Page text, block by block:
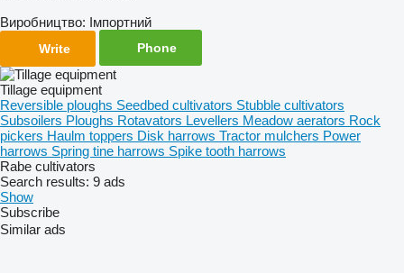
Виробництво: Імпортний
Write Phone
Tillage equipment
Reversible ploughs Seedbed cultivators Stubble cultivators
Subsoilers Ploughs Rotavators Levellers Meadow aerators Rock
pickers Haulm toppers Disk harrows Tractor mulchers Power
harrows Spring tine harrows Spike tooth harrows
Rabe cultivators
Search results: 9 ads
Show
Subscribe
Similar ads